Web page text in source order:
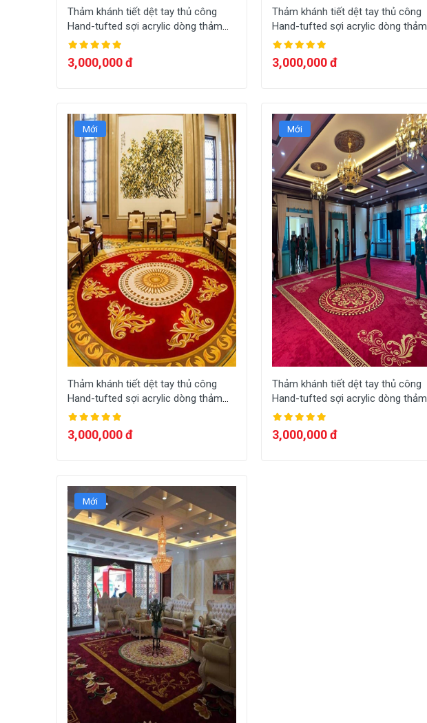
Thảm khánh tiết dệt tay thủ công
Hand-tufted sợi acrylic dòng thảm
sang trọng dệt theo yêu cầu HT-
A009
3,000,000 đ
Thảm khánh tiết dệt tay thủ công
Hand-tufted sợi acrylic dòng thảm
sang trọng dệt theo yêu cầu HT-
A008
3,000,000 đ
Mới
Thảm khánh tiết dệt tay thủ công
Hand-tufted sợi acrylic dòng thảm
sang trọng dệt theo yêu cầu HT-
A007
3,000,000 đ
Mới
Thảm khánh tiết dệt tay thủ công
Hand-tufted sợi acrylic dòng thảm
sang trọng dệt theo yêu cầu HT-
A006
3,000,000 đ
Mới